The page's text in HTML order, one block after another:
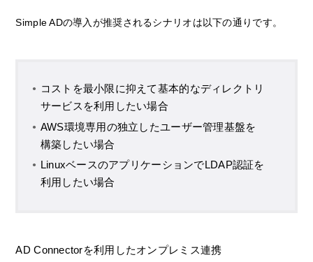
Simple ADの導入が推奨されるシナリオは以下の通りです。
コストを最小限に抑えて基本的なディレクトリ
サービスを利用したい場合
AWS環境専用の独立したユーザー管理基盤を
構築したい場合
LinuxベースのアプリケーションでLDAP認証を
利用したい場合
AD Connectorを利用したオンプレミス連携